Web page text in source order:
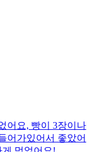
어요, 빵이 3장이나
어가있어서 좋았어